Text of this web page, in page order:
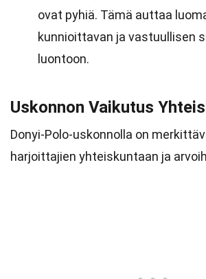
ovat pyhiä. Tämä auttaa
kunnioittavan ja vastuullisen
luontoon.
Uskonnon Vaikutus
Donyi-Polo-uskonnolla on
harjoittajien yhteiskuntaan ja